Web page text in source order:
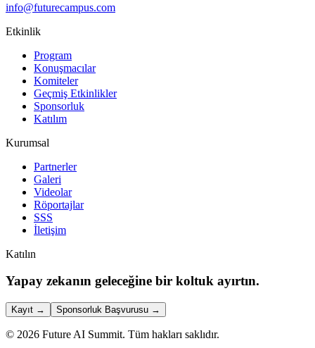
info@futurecampus.com
Etkinlik
Program
Konuşmacılar
Komiteler
Geçmiş Etkinlikler
Sponsorluk
Katılım
Kurumsal
Partnerler
Galeri
Videolar
Röportajlar
SSS
İletişim
Katılın
Yapay zekanın geleceğine bir koltuk ayırtın.
Kayıt → Sponsorluk Başvurusu →
© 2026 Future AI Summit. Tüm hakları saklıdır.